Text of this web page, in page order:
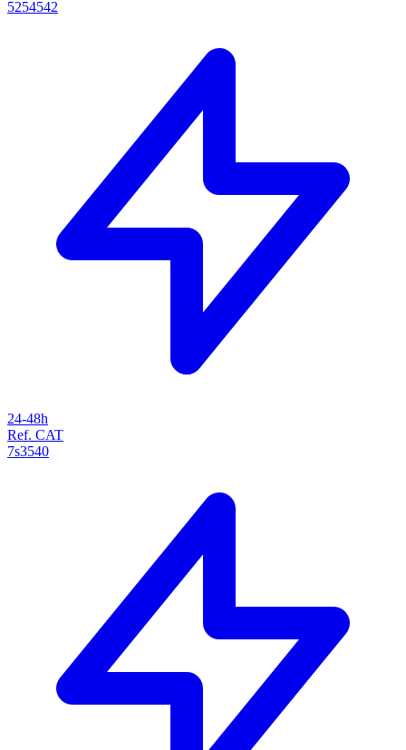
5254542
24-48h
Ref. CAT
7s3540